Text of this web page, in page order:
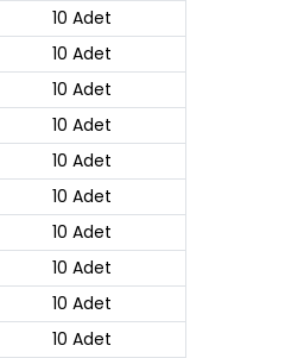
10 Adet
10 Adet
10 Adet
10 Adet
10 Adet
10 Adet
10 Adet
10 Adet
10 Adet
10 Adet